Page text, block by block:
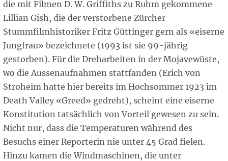
die mit Filmen D. W. Griffiths zu Ruhm gekommene
Lillian Gish, die der verstorbene Zürcher
Stummfilmhistoriker Fritz Güttinger gern als «eiserne
Jungfrau» bezeichnete (1993 ist sie 99-jährig
gestorben). Für die Dreharbeiten in der Mojavewüste,
wo die Aussenaufnahmen stattfanden (Erich von
Stroheim hatte hier bereits im Hochsommer 1923 im
Death Valley «Greed» gedreht), scheint eine eiserne
Konstitution tatsächlich von Vorteil gewesen zu sein.
Nicht nur, dass die Temperaturen während des
Besuchs einer Reporterin nie unter 45 Grad fielen.
Hinzu kamen die Windmaschinen, die unter